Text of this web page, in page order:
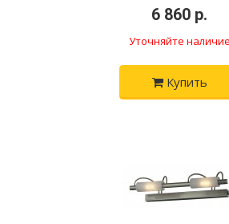
6 860 р.
Уточняйте наличие
Купить